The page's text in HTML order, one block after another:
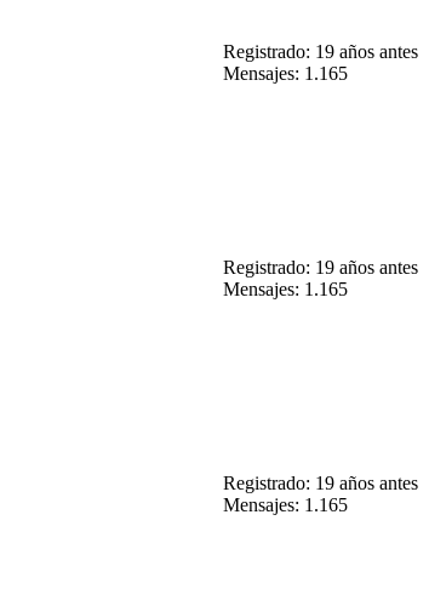
Registrado: 19 años antes
Mensajes: 1.165
Registrado: 19 años antes
Mensajes: 1.165
Registrado: 19 años antes
Mensajes: 1.165